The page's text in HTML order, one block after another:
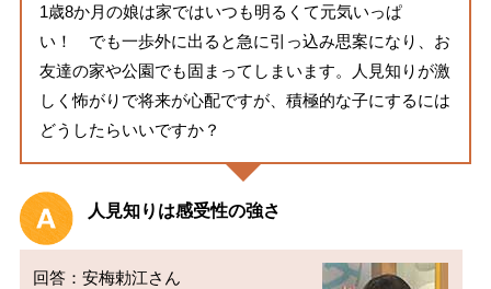
1歳8か月の娘は家ではいつも明るくて元気いっぱ
い！ でも一歩外に出ると急に引っ込み思案になり、お
友達の家や公園でも固まってしまいます。人見知りが激
しく怖がりで将来が心配ですが、積極的な子にするには
どうしたらいいですか？
人見知りは感受性の強さ
回答：安梅勅江さん